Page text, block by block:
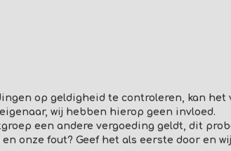
op geldigheid te controleren, kan het
wij hebben hierop geen invloed.
een andere vergoeding geldt, dit
onze fout? Geef het als eerste door en